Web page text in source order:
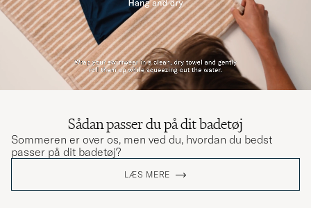
Sådan passer du på dit badetøj
Sommeren er over os, men ved du, hvordan du bedst
passer på dit badetøj?
LÆS MERE